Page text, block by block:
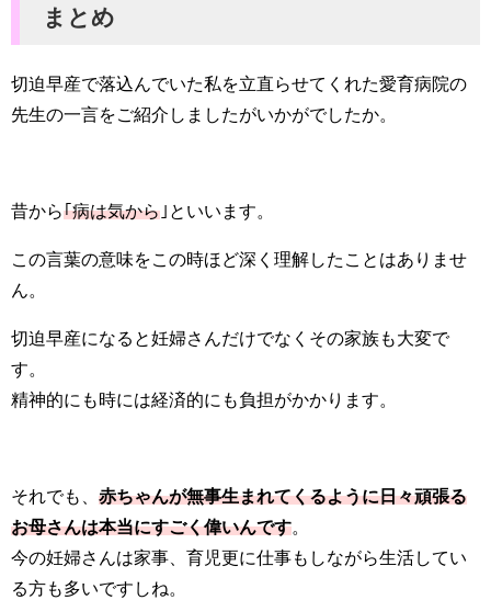
まとめ
切迫早産で落込んでいた私を立直らせてくれた愛育病院の
先生の一言をご紹介しましたがいかがでしたか。
昔から｢病は気から ｣といいます。
この言葉の意味をこの時ほど深く理解したことはありませ
ん。
切迫早産になると妊婦さんだけでなくその家族も大変で
す。
精神的にも時には経済的にも負担がかかります。
それでも、 赤ちゃんが無事生まれてくるように日々頑張る
お母さんは本当にすごく偉いんです
今の妊婦さんは家事、育児更に仕事もしながら生活してい
る方も多いですしね。